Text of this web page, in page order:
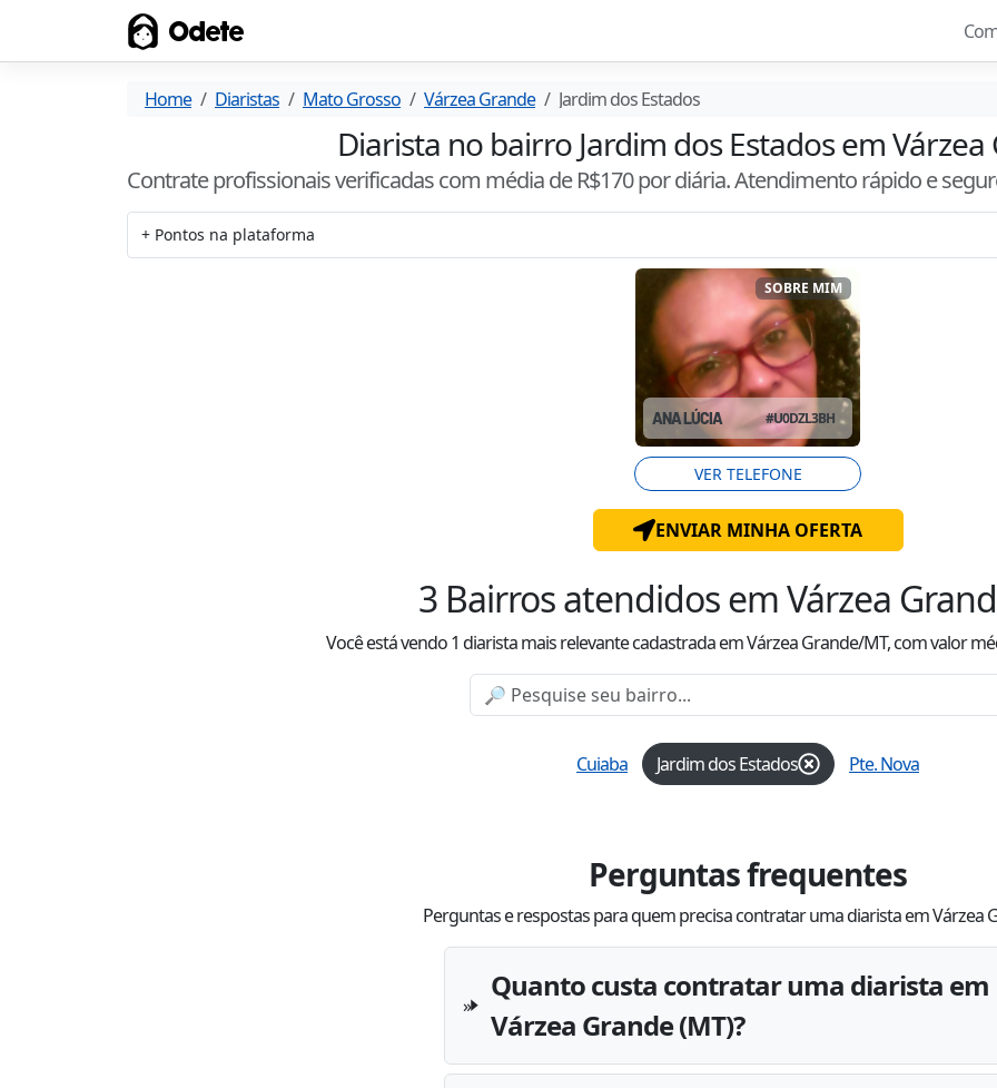
Odete
Home Diaristas Mato Grosso Várzea Grande Jardim dos Estados
Diarista no bairro Jardim dos Estados em Várzea
Contrate profissionais verificadas com média de R$170por diária. Atendimentorápido e
SOBRE MIM
ANA LÚCIA #U0DZL3BH
VER TELEFONE
ENVIAR MINHA OFERTA
3 Bairros atendidosem Várzea
Você está vendo1 diarista mais relevante cadastrada em Várzea Grande/MT, com valor
Cuiaba Jardim dos Estados Pte. Nova
Perguntas frequentes
Perguntas e respostas para quem precisa contratar uma diarista em Várzea
Quanto custa contratar uma diarista em
Várzea Grande (MT)?